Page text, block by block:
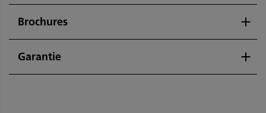
Brochures
Garantie